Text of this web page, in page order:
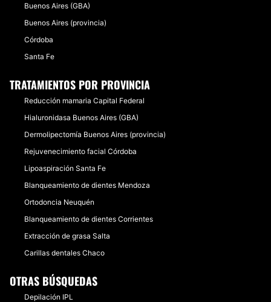
Buenos Aires (GBA)
Buenos Aires (provincia)
Córdoba
Santa Fe
TRATAMIENTOS POR PROVINCIA
Reducción mamaria Capital Federal
Hialuronidasa Buenos Aires (GBA)
Dermolipectomía Buenos Aires (provincia)
Rejuvenecimiento facial Córdoba
Lipoaspiración Santa Fe
Blanqueamiento de dientes Mendoza
Ortodoncia Neuquén
Blanqueamiento de dientes Corrientes
Extracción de grasa Salta
Carillas dentales Chaco
OTRAS BÚSQUEDAS
Depilación IPL